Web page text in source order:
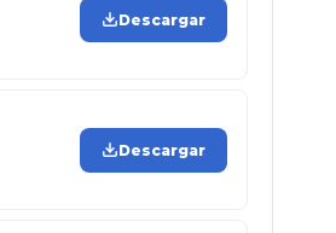
Descargar
Descargar